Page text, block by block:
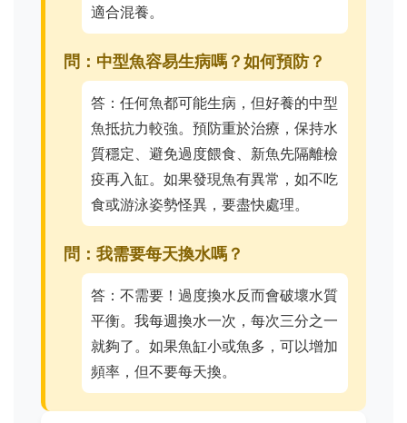
適合混養。
問：中型魚容易生病嗎？如何預防？
答：任何魚都可能生病，但好養的中型
魚抵抗力較強。預防重於治療，保持水
質穩定、避免過度餵食、新魚先隔離檢
疫再入缸。如果發現魚有異常，如不吃
食或游泳姿勢怪異，要盡快處理。
問：我需要每天換水嗎？
答：不需要！過度換水反而會破壞水質
平衡。我每週換水一次，每次三分之一
就夠了。如果魚缸小或魚多，可以增加
頻率，但不要每天換。